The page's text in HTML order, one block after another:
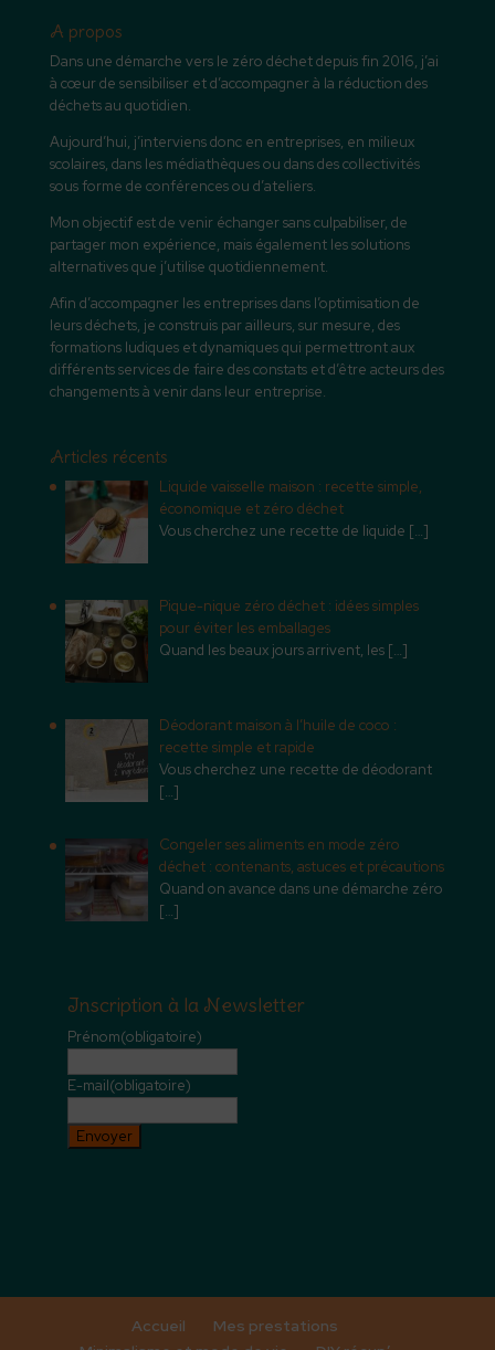
A propos
Dans une démarche vers le zéro déchet depuis fin 2016, j’ai
à cœur de sensibiliser et d’accompagner à la réduction des
déchets au quotidien.
Aujourd’hui, j’interviens donc en entreprises, en milieux
scolaires, dans les médiathèques ou dans des collectivités
sous forme de conférences ou d’ateliers.
Mon objectif est de venir échanger sans culpabiliser, de
partager mon expérience, mais également les solutions
alternatives que j’utilise quotidiennement.
Afin d’accompagner les entreprises dans l’optimisation de
leurs déchets, je construis par ailleurs, sur mesure, des
formations ludiques et dynamiques qui permettront aux
différents services de faire des constats et d’être acteurs des
changements à venir dans leur entreprise.
Articles récents
Liquide vaisselle maison : recette simple,
économique et zéro déchet
Vous cherchez une recette de liquide […]
Pique-nique zéro déchet : idées simples
pour éviter les emballages
Quand les beaux jours arrivent, les […]
Déodorant maison à l’huile de coco :
recette simple et rapide
Vous cherchez une recette de déodorant
[…]
Congeler ses aliments en mode zéro
déchet : contenants, astuces et précautions
Quand on avance dans une démarche zéro
[…]
Inscription à la Newsletter
Prénom(obligatoire)
E-mail(obligatoire)
Envoyer
Accueil
Mes prestations